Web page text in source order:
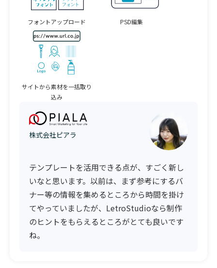
フォントアップロード PSD編集
サイトから素材を一括取り
込み
株式会社ピアラ
テンプレートを活用できる点が、すごく新し
いなと思います。以前は、まず参考にするバ
ナー等の情報を集めるところから時間を掛け
てやっていましたが、LetroStudioなら制作
のヒントをもらえるところがとても良いです
ね。